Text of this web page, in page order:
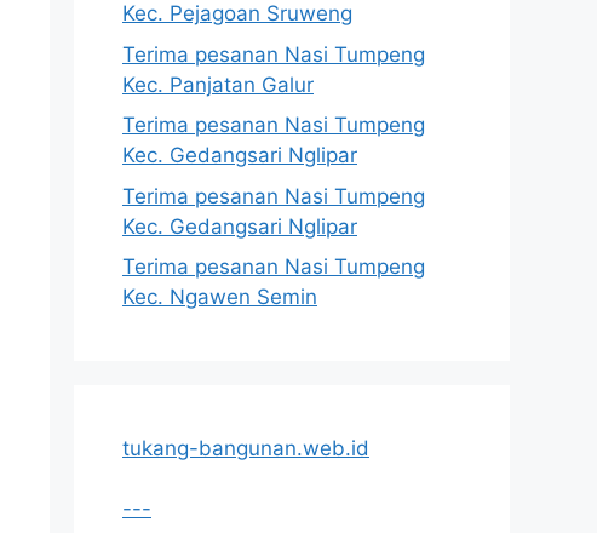
Kec. Pejagoan Sruweng
Terima pesanan Nasi Tumpeng
Kec. Panjatan Galur
Terima pesanan Nasi Tumpeng
Kec. Gedangsari Nglipar
Terima pesanan Nasi Tumpeng
Kec. Gedangsari Nglipar
Terima pesanan Nasi Tumpeng
Kec. Ngawen Semin
tukang-bangunan.web.id
---